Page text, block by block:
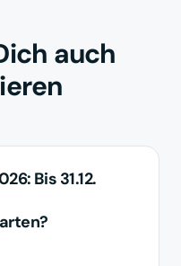
auch
Bis 31.12.